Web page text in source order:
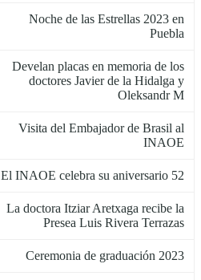
Noche de las Estrellas 2023 en
Puebla
Develan placas en memoria de los
doctores Javier de la Hidalga y
Oleksandr M
Visita del Embajador de Brasil al
INAOE
El INAOE celebra su aniversario 52
La doctora Itziar Aretxaga recibe la
Presea Luis Rivera Terrazas
Ceremonia de graduación 2023